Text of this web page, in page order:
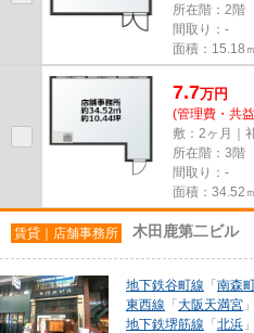
所在階：2階
間取り：-
面積：15.18
7.7万円
(管理費・共
敷：2ヶ月｜
所在階：3階
間取り：-
面積：34.52
賃貸｜店舗事務所 木田鹿第二ビル
地下鉄谷町線 「 南森
東西線 「 大阪天満宮
地下鉄堺筋線 「 北浜